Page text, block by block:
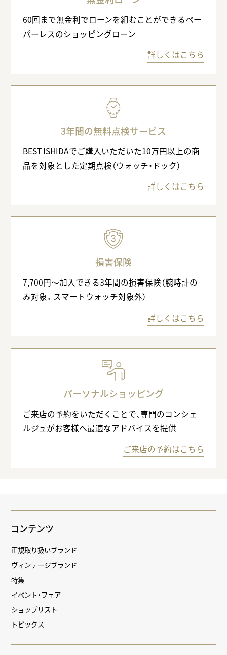
60回まで無金利でローンを組むことができるペー
パーレスのショッピングローン
詳しくはこちら
3年間の無料点検サービス
BEST ISHIDAでご購入いただいた10万円以上の商
品を対象とした定期点検（ウォッチ・ドック）
詳しくはこちら
損害保険
7,700円〜加入できる3年間の損害保険（腕時計の
み対象。スマートウォッチ対象外）
詳しくはこちら
パーソナルショッピング
ご来店の予約をいただくことで、専門のコンシェ
ルジュがお客様へ最適なアドバイスを提供
ご来店の予約はこちら
コンテンツ
正規取り扱いブランド
ヴィンテージブランド
特集
イベント・フェア
ショップリスト
トピックス